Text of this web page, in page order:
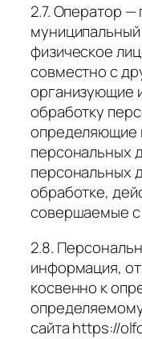
2.7. Оператор
физическое
совместно с
организующие
обработку
определяющие
персональных
персональных
обработке,
совершаемые
2.8.
информация,
косвенно к
сайта https://